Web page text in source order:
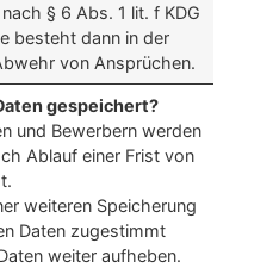
§ 6 Abs. 1 lit. f KDG
besteht dann in der
von Ansprüchen.
gespeichert?
und Bewerbern werden
Ablauf einer Frist von
weiteren Speicherung
Daten zugestimmt
weiter aufheben.